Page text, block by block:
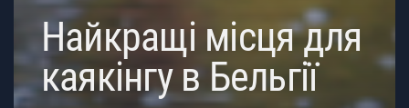
Найкращі місця для
каякінгу в Бельгії